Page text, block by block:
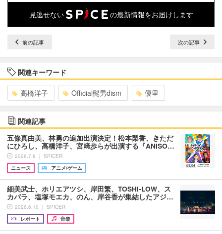
見逃せない の最新情報をお届けします
前の記事 次の記事
関連キーワード
高橋洋子 Official髭男dism 優里
関連記事
五條真由美、林勇の追加出演決定！松本梨香、きただ
にひろし、高橋洋子、宮﨑歩らが出演する『ANISO…
2026.7.8 ｜ SPICER
ニュース
アニメ/ゲーム
細美武士、ホリエアツシ、岸田繁、TOSHI-LOW、ス
カパラ、塩塚モエカ、のん、岸谷香が集結したアジ…
2026.6.10 ｜ SPICER
レポート
音楽